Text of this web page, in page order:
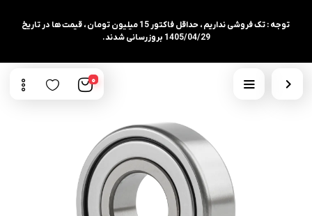
توجه : تک فروشی نداریم ، حداقل فاکتور 15 میلیون تومان ، قیمت ها در تاریخ
1405/04/29 بروزرسانی شدند.
0